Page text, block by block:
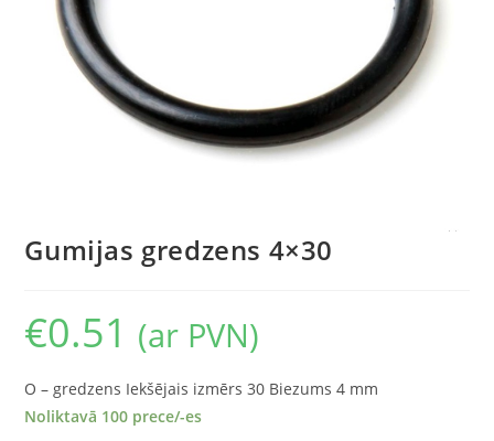
Gumijas gredzens 4×30
€0.51 (ar PVN)
O – gredzens Iekšējais izmērs 30 Biezums 4 mm
Noliktavā 100 prece/-es